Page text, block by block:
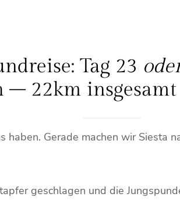
Tag 23
– 22km
Gerade machen wir Siesta
geschlagen und die